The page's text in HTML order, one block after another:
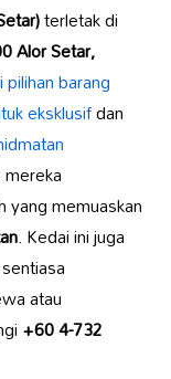
terletak di
Alor Setar,
barang
eksklusifdan
yang memuaskan
. Kedai ini juga
atau
+60 4-732